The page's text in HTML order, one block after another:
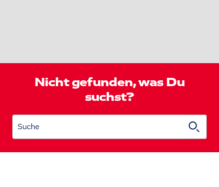
Nicht gefunden, was Du
suchst?
Suche